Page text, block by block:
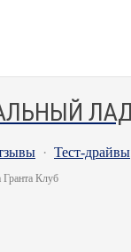
· Тест-драйвы
Клуб